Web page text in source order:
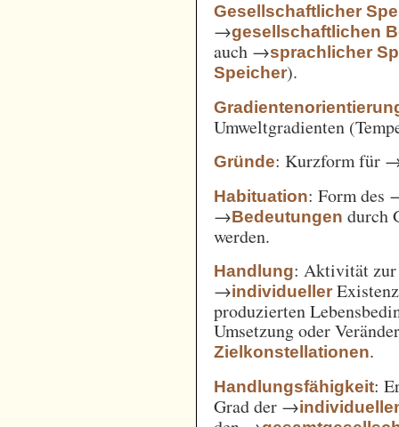
Gesellschaftlicher
→gesellschaftlichen
auch →sprachlicher
Speicher).
Umweltgradienten
Gründe: Kurzform für
Habituation: Form des
→Bedeutungen durch
werden.
Handlung: Aktivität zur
→individueller
produzierten
Umsetzung oder
Zielkonstellationen.
Handlungsfähigkeit:
Grad der →